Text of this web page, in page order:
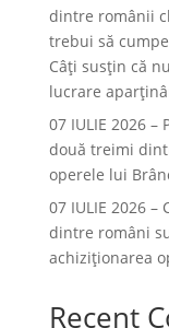
dintre românii
trebui să
Câți susțin că
lucrare
07 IULIE 2026 –
două treimi
operele lui
07 IULIE 2026 –
dintre români
achiziționarea
Recent